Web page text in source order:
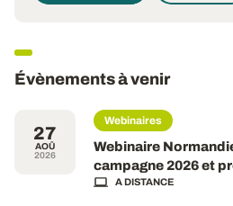
Évènements à venir
27
AOÛ
2026
Webinaires
Webinaire
campagne 2026 et
A DISTANCE